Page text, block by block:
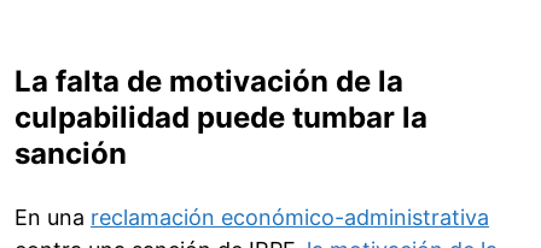
La falta de motivación de la
culpabilidad puede tumbar la
sanción
En una reclamación económico-administrativa